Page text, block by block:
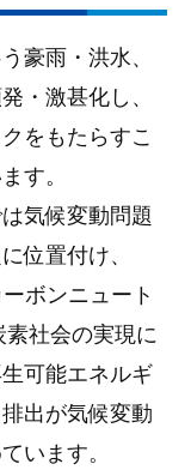
豪雨・洪水、
・激甚化し、
をもたらすこ
す。
気候変動問題
位置付け、
ボンニュート
社会の実現に
可能エネルギ
出が気候変動
います。